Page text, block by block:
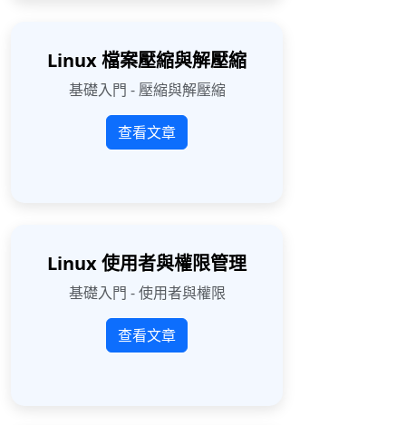
Linux 檔案壓縮與解壓縮
基礎入門 - 壓縮與解壓縮
查看文章
Linux 使用者與權限管理
基礎入門 - 使用者與權限
查看文章